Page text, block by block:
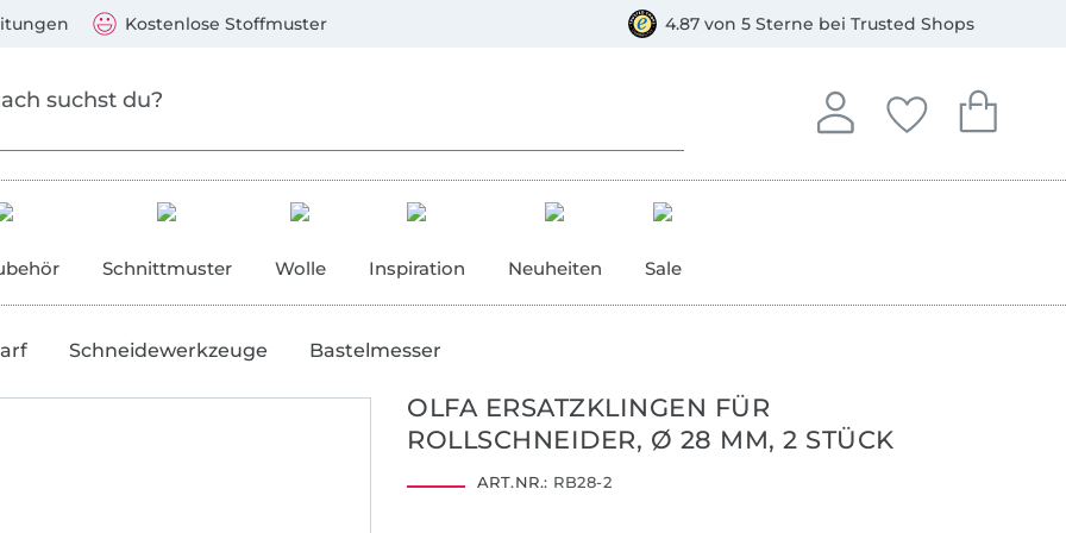
Kostenlose Stoffmuster 4.87 von 5 Sterne bei Trusted Shops
Anmelden
In deinem Konto
Deine
Du hast keine
Dein
Du hast
Schnittmuster Wolle Inspiration Neuheiten Sale
Schneidewerkzeuge Bastelmesser
OLFA ERSATZKLINGEN FÜR
ROLLSCHNEIDER, Ø 28 MM, 2 STÜCK
ART.NR.: RB28-2
Mastercard, PayPal, Giropay, Kauf auf Rechnung, Vorkasse